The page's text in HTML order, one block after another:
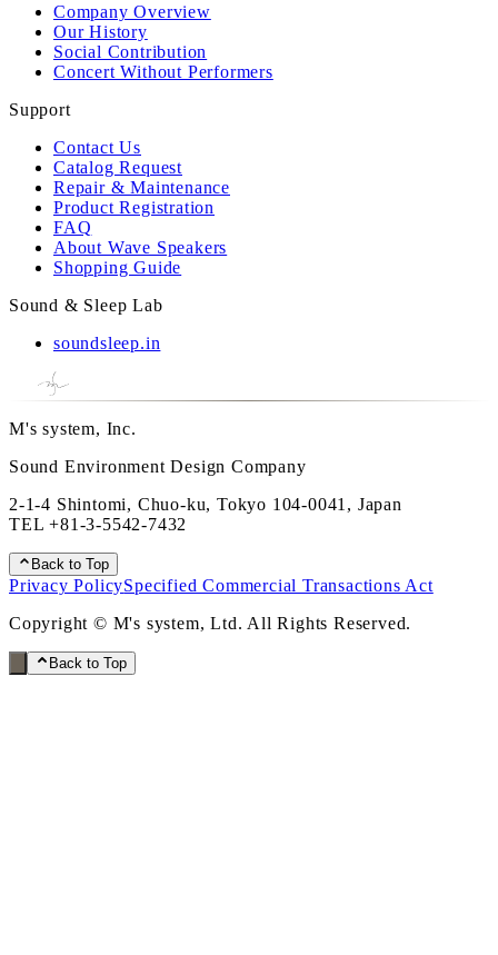
Company Overview
Our History
Social Contribution
Concert Without Performers
Support
Contact Us
Catalog Request
Repair & Maintenance
Product Registration
FAQ
About Wave Speakers
Shopping Guide
Sound & Sleep Lab
soundsleep.in
M's system, Inc.
Sound Environment Design Company
2-1-4 Shintomi, Chuo-ku, Tokyo 104-0041, Japan
TEL+81-3-5542-7432
Back to Top
Privacy PolicySpecified Commercial Transactions Act
Copyright © M's system, Ltd. All Rights Reserved.
Back to Top